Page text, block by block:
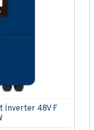
İnverter 48V F